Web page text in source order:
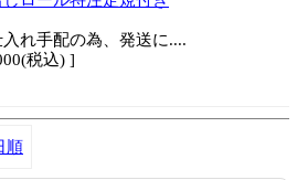
れ手配の為、発送に....
税込) ]
順